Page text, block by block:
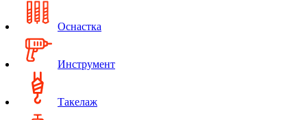
Оснастка
Инструмент
Такелаж